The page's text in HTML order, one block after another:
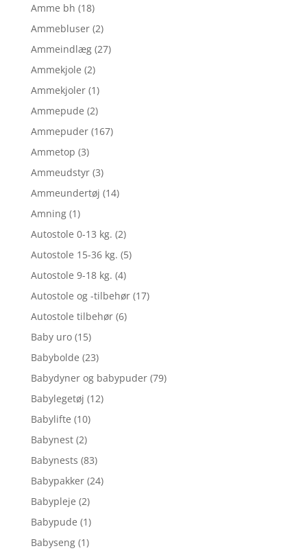
Amme bh (18)
Ammebluser (2)
Ammeindlæg (27)
Ammekjole (2)
Ammekjoler (1)
Ammepude (2)
Ammepuder (167)
Ammetop (3)
Ammeudstyr (3)
Ammeundertøj (14)
Amning (1)
Autostole 0-13 kg. (2)
Autostole 15-36 kg. (5)
Autostole 9-18 kg. (4)
Autostole og -tilbehør (17)
Autostole tilbehør (6)
Baby uro (15)
Babybolde (23)
Babydyner og babypuder (79)
Babylegetøj (12)
Babylifte (10)
Babynest (2)
Babynests (83)
Babypakker (24)
Babypleje (2)
Babypude (1)
Babyseng (1)